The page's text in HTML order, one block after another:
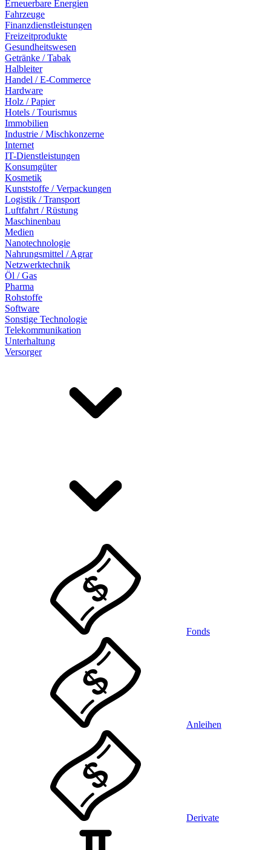
Erneuerbare Energien
Fahrzeuge
Finanzdienstleistungen
Freizeitprodukte
Gesundheitswesen
Getränke / Tabak
Halbleiter
Handel / E-Commerce
Hardware
Holz / Papier
Hotels / Tourismus
Immobilien
Industrie / Mischkonzerne
Internet
IT-Dienstleistungen
Konsumgüter
Kosmetik
Kunststoffe / Verpackungen
Logistik / Transport
Luftfahrt / Rüstung
Maschinenbau
Medien
Nanotechnologie
Nahrungsmittel / Agrar
Netzwerktechnik
Öl / Gas
Pharma
Rohstoffe
Software
Sonstige Technologie
Telekommunikation
Unterhaltung
Versorger
Fonds
Anleihen
Derivate